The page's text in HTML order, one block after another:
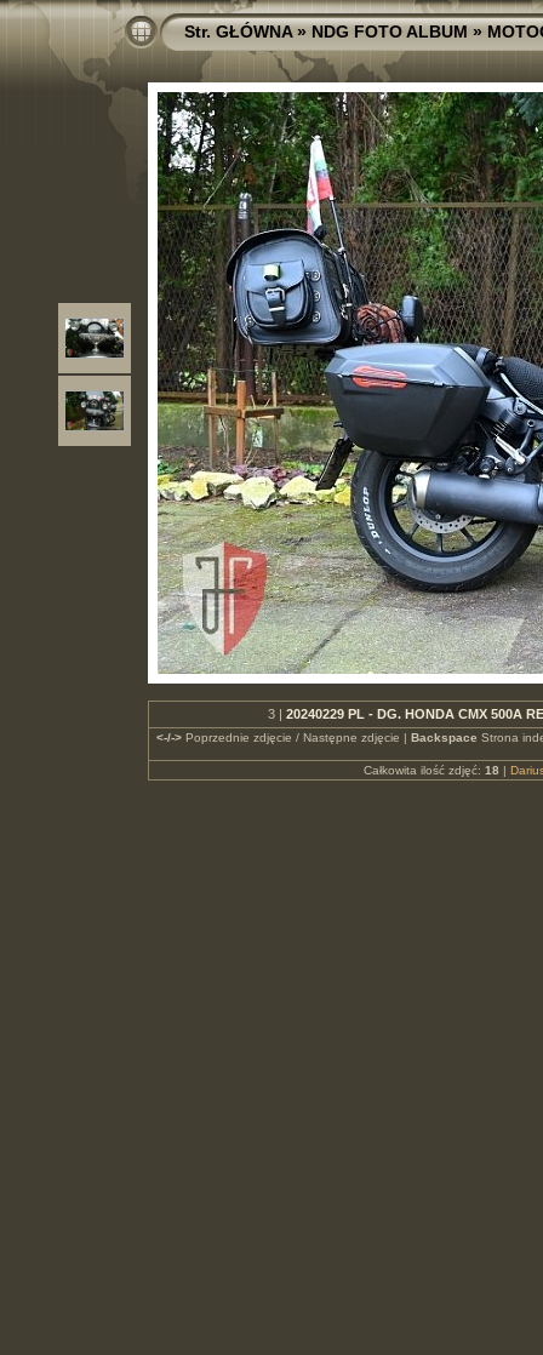
Str. GŁÓWNA»NDG FOTO ALBUM»
3 | 20240229 PL - DG. HONDA CMX 500A
<-/->Poprzednie zdjęcie / Następne zdjęcie | Backspace Strona
Całkowita ilość zdjęć: 18 |